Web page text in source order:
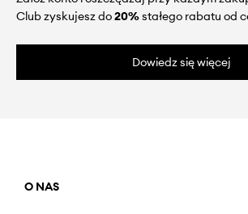
Club zyskujesz do20%stałego rabatu od
Dowiedz się więcej
O NAS